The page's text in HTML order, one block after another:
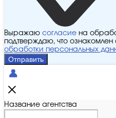
Выражаю согласие на
подтверждаю, что ознакомлен
обработки персональных
Отправить
Название агентства